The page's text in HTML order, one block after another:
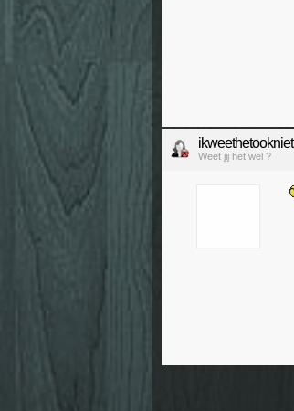
ikweethetookniet
Weet jij het wel ?